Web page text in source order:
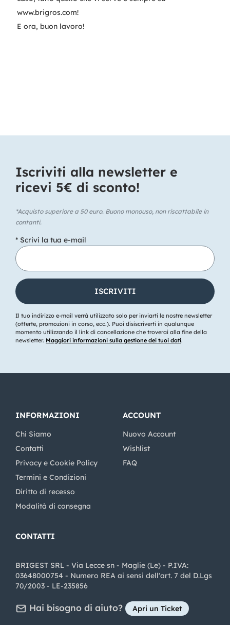
www.brigros.com!
E ora, buon lavoro!
Iscriviti alla newsletter e
ricevi 5€ di sconto!​
*Acquisto superiore a 50 euro. Buono monouso, non riscattabile in
contanti.
* Scrivi la tua e-mail
Il tuo indirizzo e-mail verrà utilizzato solo per inviarti le nostre newsletter
(offerte, promozioni in corso, ecc.). Puoi disiscriverti in qualunque
momento utilizzando il link di cancellazione che troverai alla fine della
newsletter. Maggiori informazioni sulla gestione dei tuoi dati.
INFORMAZIONI
Chi Siamo
Contatti
Privacy e Cookie Policy
Termini e Condizioni
Diritto di recesso
Modalità di consegna
ACCOUNT
Nuovo Account
Wishlist
FAQ
CONTATTI
BRIGEST SRL - Via Lecce sn - Maglie (Le) - P.IVA:
03648000754 - Numero REA ai sensi dell'art. 7 del D.Lgs
70/2003 - LE-235856
Hai bisogno di aiuto? Apri un Ticket